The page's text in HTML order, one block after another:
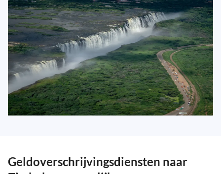
Geldoverschrijvingsdiensten naar